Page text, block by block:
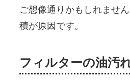
ご想像通りかもしれませ
積が原因です。
フィルターの油汚